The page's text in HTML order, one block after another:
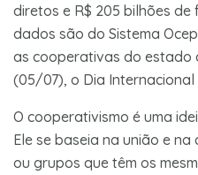
diretos e R$ 205 bilhões
dados são do Sistema
as cooperativas do estado
(05/07), o Dia
O cooperativismo é uma
Ele se baseia na união e
ou grupos que têm os